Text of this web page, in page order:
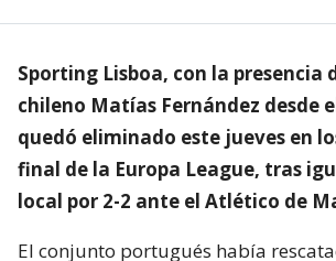
Sporting Lisboa, con la presencia
chileno Matías Fernández desde
quedó eliminado este jueves en
final de la Europa League, tras
local por 2-2 ante el Atlético de
El conjunto portugués había